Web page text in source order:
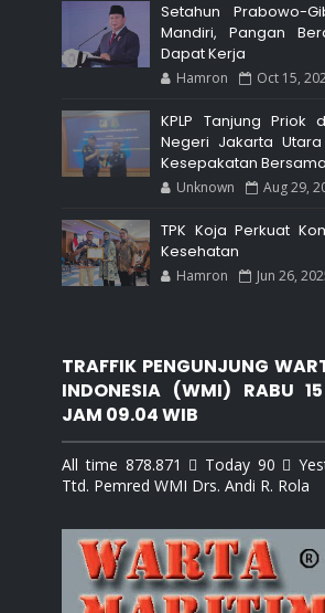
Setahun Prabowo-
Mandiri, Pangan
Dapat Kerja
Hamron Oct 15,
KPLP Tanjung Priok
Negeri Jakarta
Kesepakatan Bersama
Unknown Aug 29,
TPK Koja Perkuat
Kesehatan
Hamron Jun 26,
TRAFFIK PENGUNJUNG
INDONESIA (WMI) RABU
JAM 09.04 WIB
All time 878.871  Today 90 
Ttd. Pemred WMI Drs. Andi R. Rola